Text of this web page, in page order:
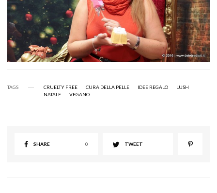
TAGS CRUELTY FREE CURA DELLA PELLE IDEE REGALO
LUSH
NATALE
VEGANO
SHARE 0 TWEET